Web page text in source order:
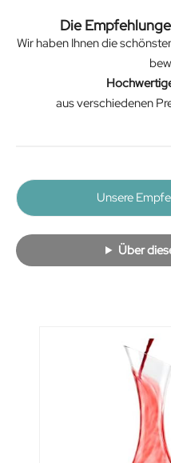
Die
Wir haben Ihnen die
aus verschiedenen
Unsere
Über